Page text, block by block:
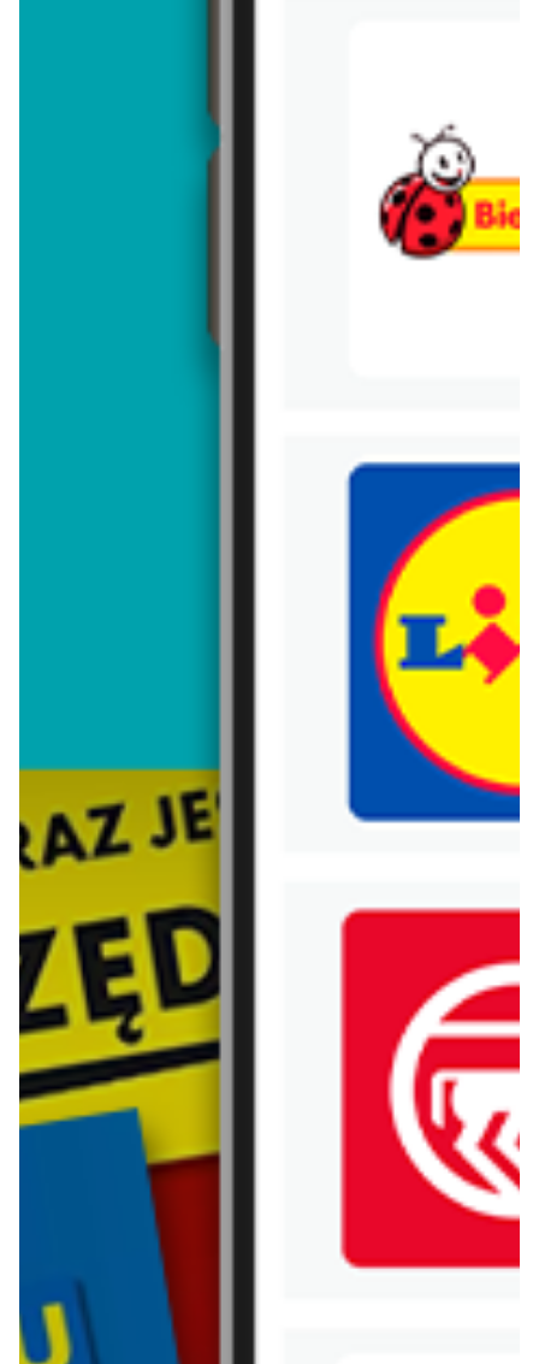
Trafiłeś na nieaktualną gazetkę
Zobacz aktualne gazetki Blix!
już za 1 dzień
Kaufland
aktualna
Oferta od czwartku
WIĘCEJ GAZETEK